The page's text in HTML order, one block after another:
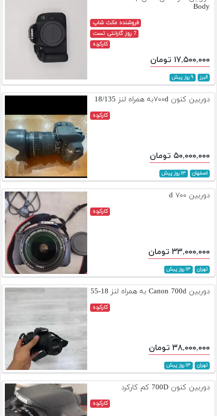
Body
فروشنده مکث شاپ
7 روز گارانتی تست
کارکرده
۱۷,۵۰۰,۰۰۰ تومان
البرز ۹ روز پیش
دوربین کنون ۷۰۰dبه همراه لنز 18/135
کارکرده
۵۰,۰۰۰,۰۰۰ تومان
اصفهان ۱۳ روز پیش
دوربین ۷۰۰ d
کارکرده
۳۳,۰۰۰,۰۰۰ تومان
تهران ۱۳ روز پیش
دوربین Canon 700d به همراه لنز 18-55
کارکرده
۳۸,۰۰۰,۰۰۰ تومان
تهران ۱۳ روز پیش
دوربین کنون 700D کم کارکرد
کارکرده